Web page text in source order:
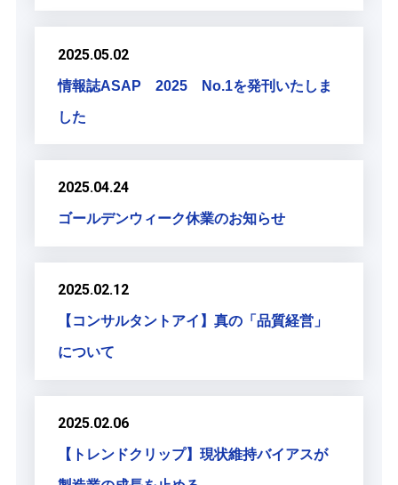
2025.05.02
情報誌ASAP 2025 No.1を発刊いたしま
した
2025.04.24
ゴールデンウィーク休業のお知らせ
2025.02.12
【コンサルタントアイ】真の「品質経営」
について
2025.02.06
【トレンドクリップ】現状維持バイアスが